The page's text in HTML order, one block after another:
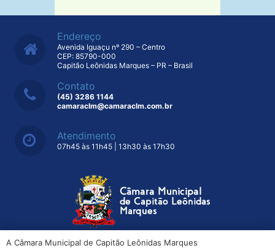
Endereço
Avenida Iguaçu nº 290 – Centro
CEP: 85790-000
Capitão Leônidas Marques – PR – Brasil
Contato
(45) 3286 1144
camaraclm@camaraclm.com.br
Atendimento
07h45 às 11h45 | 13h30 às 17h30
A Câmara Municipal de Capitão Leônidas Marques